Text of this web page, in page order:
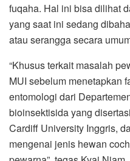
fuqaha. Hal ini bisa dilihat
yang saat ini sedang
atau serangga secara
“Khusus terkait masalah
MUI sebelum menetapkan
entomologi dari
bioinsektisida yang
Cardiff University Inggris,
mengenai jenis hewan